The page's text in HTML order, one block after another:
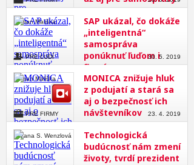
SAP ukázal, čo dokáže
„inteligentná“
samospráva
ponúknuť ľuďom i
firmám
Roman Mališka
30. 5. 2019
PRE ĽUDÍ
MONICA znižuje hluk
z podujatí a stará sa
aj o bezpečnosť ich
návštevníkov
Roman Mališka
23. 4. 2019
PRE FIRMY
Technologická
budúcnosť nám zmení
životy, tvrdí prezident
Zuzana S. Wenzlová